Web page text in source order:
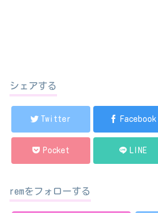
シェアする
Twitter Facebook
Pocket LINE
remをフォローする